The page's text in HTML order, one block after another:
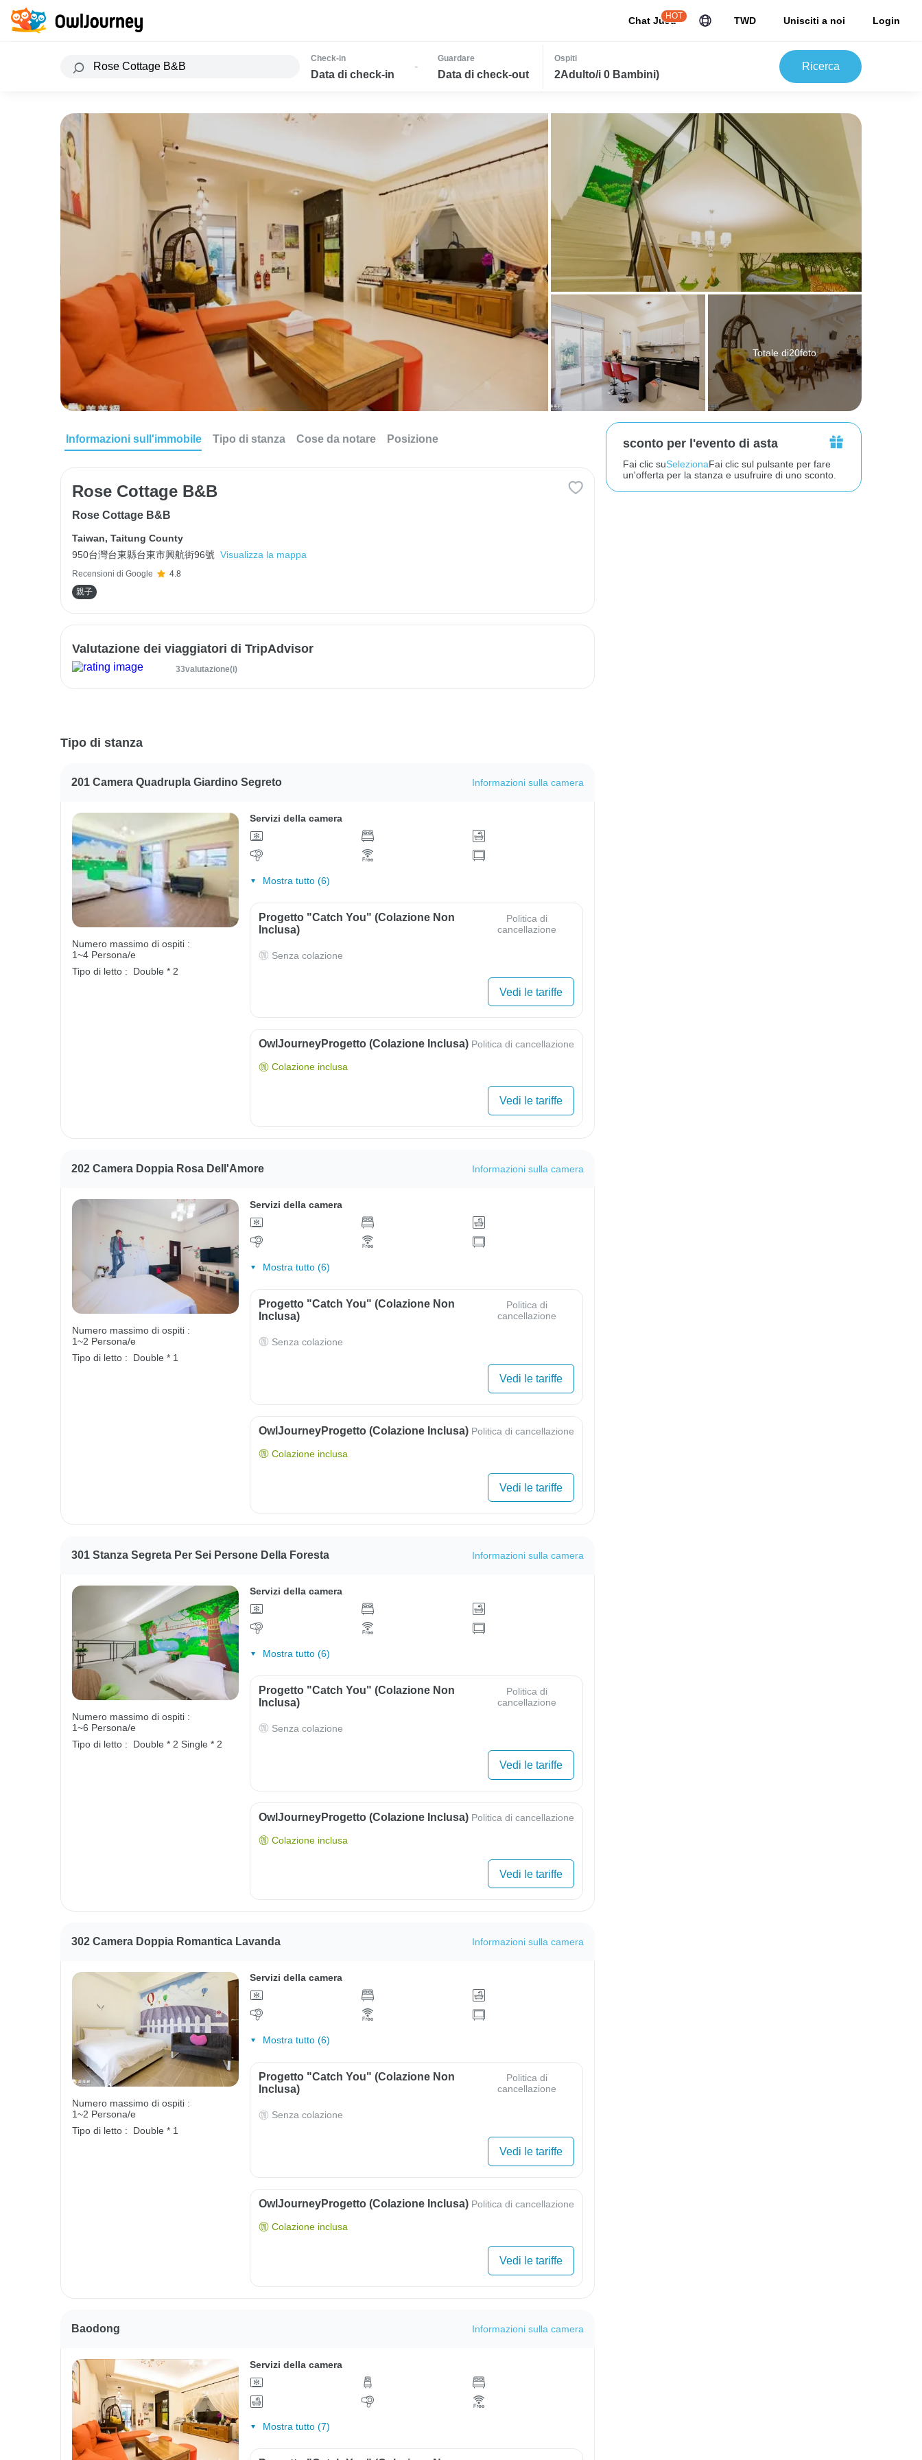
Chat JuJu
HOT TWD Unisciti a noi Login
Check-in
Data di check-in
-
Guardare
Data di check-out
Ospiti
2Adulto/i 0 Bambini)
Ricerca
Totale di20foto
Informazioni sull'immobile Tipo di stanza Cose da notare Posizione
Rose Cottage B&B
Rose Cottage B&B
Taiwan, Taitung County
950台灣台東縣台東市興航街96號 Visualizza la mappa
Recensioni di Google
4.8
親子
Valutazione dei viaggiatori di TripAdvisor
33valutazione(i)
Tipo di stanza
201 Camera Quadrupla Giardino Segreto Informazioni sulla camera
Numero massimo di ospiti :
1~4 Persona/e
Tipo di letto :
Double * 2
Servizi della camera
Mostra tutto (6)
Progetto "Catch You" (colazione Non
Inclusa)
Politica di
cancellazione
Senza colazione
Vedi le tariffe
OwlJourneyProgetto (colazione Inclusa) Politica di cancellazione
Colazione inclusa
Vedi le tariffe
202 Camera Doppia Rosa Dell'Amore Informazioni sulla camera
Numero massimo di ospiti :
1~2 Persona/e
Tipo di letto :
Double * 1
Servizi della camera
Mostra tutto (6)
Progetto "Catch You" (colazione Non
Inclusa)
Politica di
cancellazione
Senza colazione
Vedi le tariffe
OwlJourneyProgetto (colazione Inclusa) Politica di cancellazione
Colazione inclusa
Vedi le tariffe
301 Stanza Segreta Per Sei Persone Della Foresta Informazioni sulla camera
Numero massimo di ospiti :
1~6 Persona/e
Tipo di letto :
Double * 2 Single * 2
Servizi della camera
Mostra tutto (6)
Progetto "Catch You" (colazione Non
Inclusa)
Politica di
cancellazione
Senza colazione
Vedi le tariffe
OwlJourneyProgetto (colazione Inclusa) Politica di cancellazione
Colazione inclusa
Vedi le tariffe
302 Camera Doppia Romantica Lavanda Informazioni sulla camera
Numero massimo di ospiti :
1~2 Persona/e
Tipo di letto :
Double * 1
Servizi della camera
Mostra tutto (6)
Progetto "Catch You" (colazione Non
Inclusa)
Politica di
cancellazione
Senza colazione
Vedi le tariffe
OwlJourneyProgetto (colazione Inclusa) Politica di cancellazione
Colazione inclusa
Vedi le tariffe
Baodong Informazioni sulla camera
Servizi della camera
Mostra tutto (7)
sconto per l'evento di asta
Fai clic suSelezionaFai clic sul pulsante per fare
un'offerta per la stanza e usufruire di uno sconto.